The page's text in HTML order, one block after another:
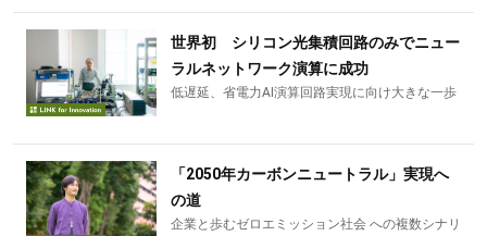
世界初 シリコン光集積回路のみでニュー
ラルネットワーク演算に成功
低遅延、省電力AI演算回路実現に向け大きな一歩
「2050年カーボンニュートラル」実現へ
の道
企業と歩むゼロエミッション社会 への複数シナリ